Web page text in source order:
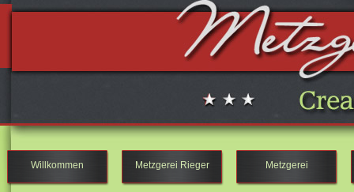
Willkommen Metzgerei Rieger Metzgerei